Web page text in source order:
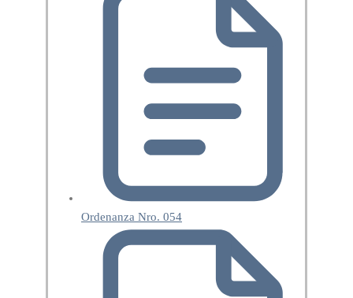
Ordenanza Nro. 054